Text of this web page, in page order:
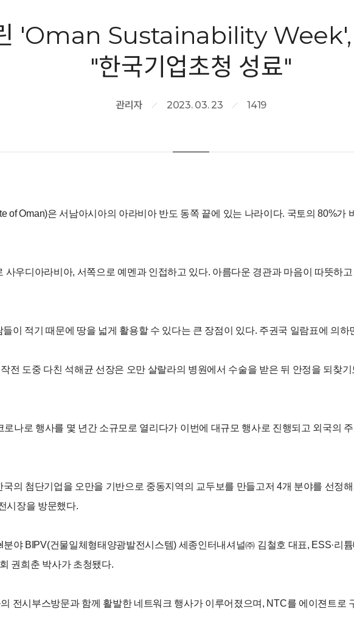
'Oman Sustainability Week',
"한국기업초청 성료"
관리자 2023. 03. 23 1419
of Oman)은 서남아시아의 아라비아 반도 동쪽 끝에 있는 나라이다. 국토의 80%가
우디아라비아, 서쪽으로 예멘과 인접하고 있다. 아름다운 경관과 마음이 따뜻하
이 적기 때문에 땅을 넓게 활용할 수 있다는 큰 장점이 있다. 주권국 일람표에 의
전 도중 다친 석해균 선장은 오만 살랄라의 병원에서 수술을 받은 뒤 안정을 되찾
나로 행사를 몇 년간 소규모로 열리다가 이번에 대규모 행사로 진행되고 외국의
의 첨단기업을 오만을 기반으로 중동지역의 교두보를 만들고저 4개 분야를 선정
시장을 방문했다.
야 BIPV(건물일체형태양광발전시스템) 세종인터내셔널㈜ 김철호 대표, ESS·리
권희춘 박사가 초청됐다.
전시부스방문과 함께 활발한 네트워크 행사가 이루어졌으며, NTC를 에이젼트로